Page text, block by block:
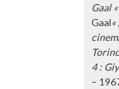
Gaal «
Gaal
4 :
–